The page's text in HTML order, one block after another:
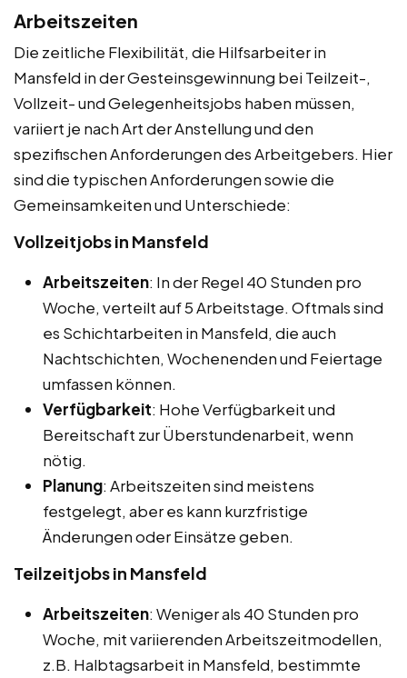
Arbeitszeiten
Die zeitliche Flexibilität, die Hilfsarbeiter in
Mansfeld in der Gesteinsgewinnung bei Teilzeit-,
Vollzeit- und Gelegenheitsjobs haben müssen,
variiert je nach Art der Anstellung und den
spezifischen Anforderungen des Arbeitgebers. Hier
sind die typischen Anforderungen sowie die
Gemeinsamkeiten und Unterschiede:
Vollzeitjobs in Mansfeld
Arbeitszeiten: In der Regel 40 Stunden pro
Woche, verteilt auf 5 Arbeitstage. Oftmals sind
es Schichtarbeiten in Mansfeld, die auch
Nachtschichten, Wochenenden und Feiertage
umfassen können.
Verfügbarkeit: Hohe Verfügbarkeit und
Bereitschaft zur Überstundenarbeit, wenn
nötig.
Planung: Arbeitszeiten sind meistens
festgelegt, aber es kann kurzfristige
Änderungen oder Einsätze geben.
Teilzeitjobs in Mansfeld
Arbeitszeiten: Weniger als 40 Stunden pro
Woche, mit variierenden Arbeitszeitmodellen,
z.B. Halbtagsarbeit in Mansfeld, bestimmte